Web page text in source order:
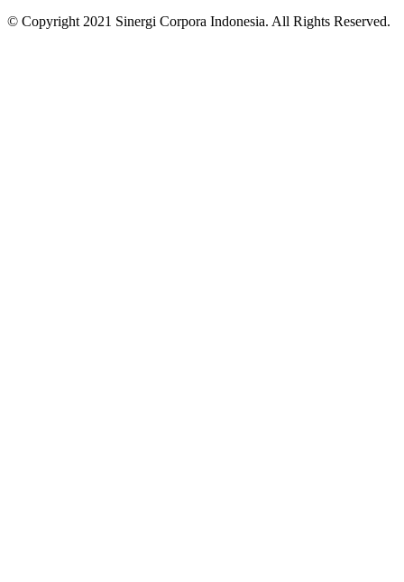
© Copyright 2021 Sinergi Corpora Indonesia. All Rights Reserved.